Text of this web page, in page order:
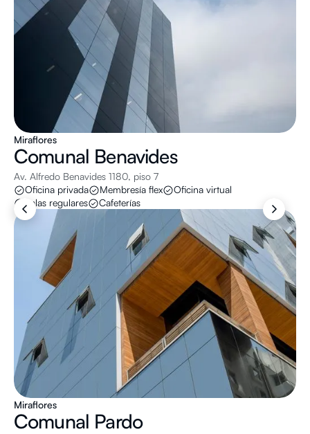
Miraflores
Comunal Benavides
Av. Alfredo Benavides 1180, piso 7
Oficina privada
Membresía flex
Oficina virtual
Salas regulares
Cafeterías
Miraflores
Comunal Pardo